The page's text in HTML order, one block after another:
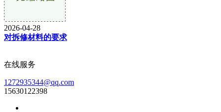
2026-04-28
对拆修材料的要求
在线服务
1272935344@qq.com
15630122398